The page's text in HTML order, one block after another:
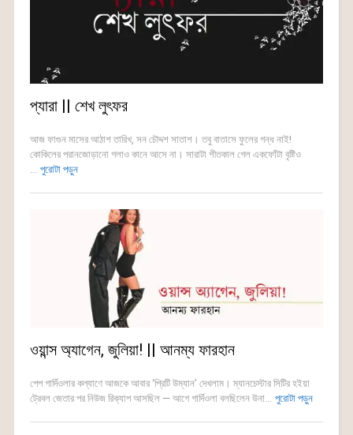
প্যারা || শেখ লুৎফর
আজ ফাগুন মাসের আঠাশ তারিখ, সন চৌদ্দশ সাতাশ। তবু বাতাসে ফুলের গন্ধ নাই!
কোকিলের পরানজোড়ানো গলাও কানে আসে না। সারাটা শীতকাল গেল একফোঁটা বৃষ্টিও
... পুরোটা পড়ুন
ওয়ান্স অ্যাগেন, জুলিয়া! || আনম্য ফারহান
পেপ গার্দিওলার কল্যাণে আজকে আবার ‘প্রিটি উম্যান’ দেখলাম। ম্যানচেস্টার সিটির হইয়া
ট্রেবল জেতার পর নিউজ রিক্যাপ আসছিল — আগে গার্দিওলা বলছিলেন উনা... পুরোটা পড়ুন